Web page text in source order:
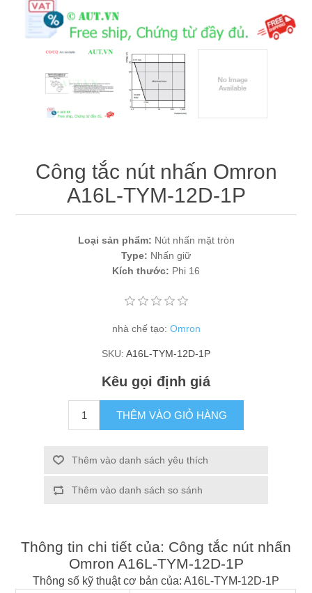
Máy tính công nghiệp
Động cơ servo 2 phase
Động cơ bước 2 phase
Quạt thông gió
Chưa Phân Loại
Phụ Kiện Schneider
Công tắc nút nhấn Omron
A16L-TYM-12D-1P
Loại sản phẩm: Nút nhấn mặt tròn
Type: Nhấn giữ
Kích thước: Phi 16
nhà chế tạo: Omron
SKU: A16L-TYM-12D-1P
Kêu gọi định giá
THÊM VÀO GIỎ HÀNG
Thêm vào danh sách yêu thích
Thêm vào danh sách so sánh
Thông tin chi tiết của: Công tắc nút nhấn
Omron A16L-TYM-12D-1P
Thông số kỹ thuật cơ bản của: A16L-TYM-12D-1P